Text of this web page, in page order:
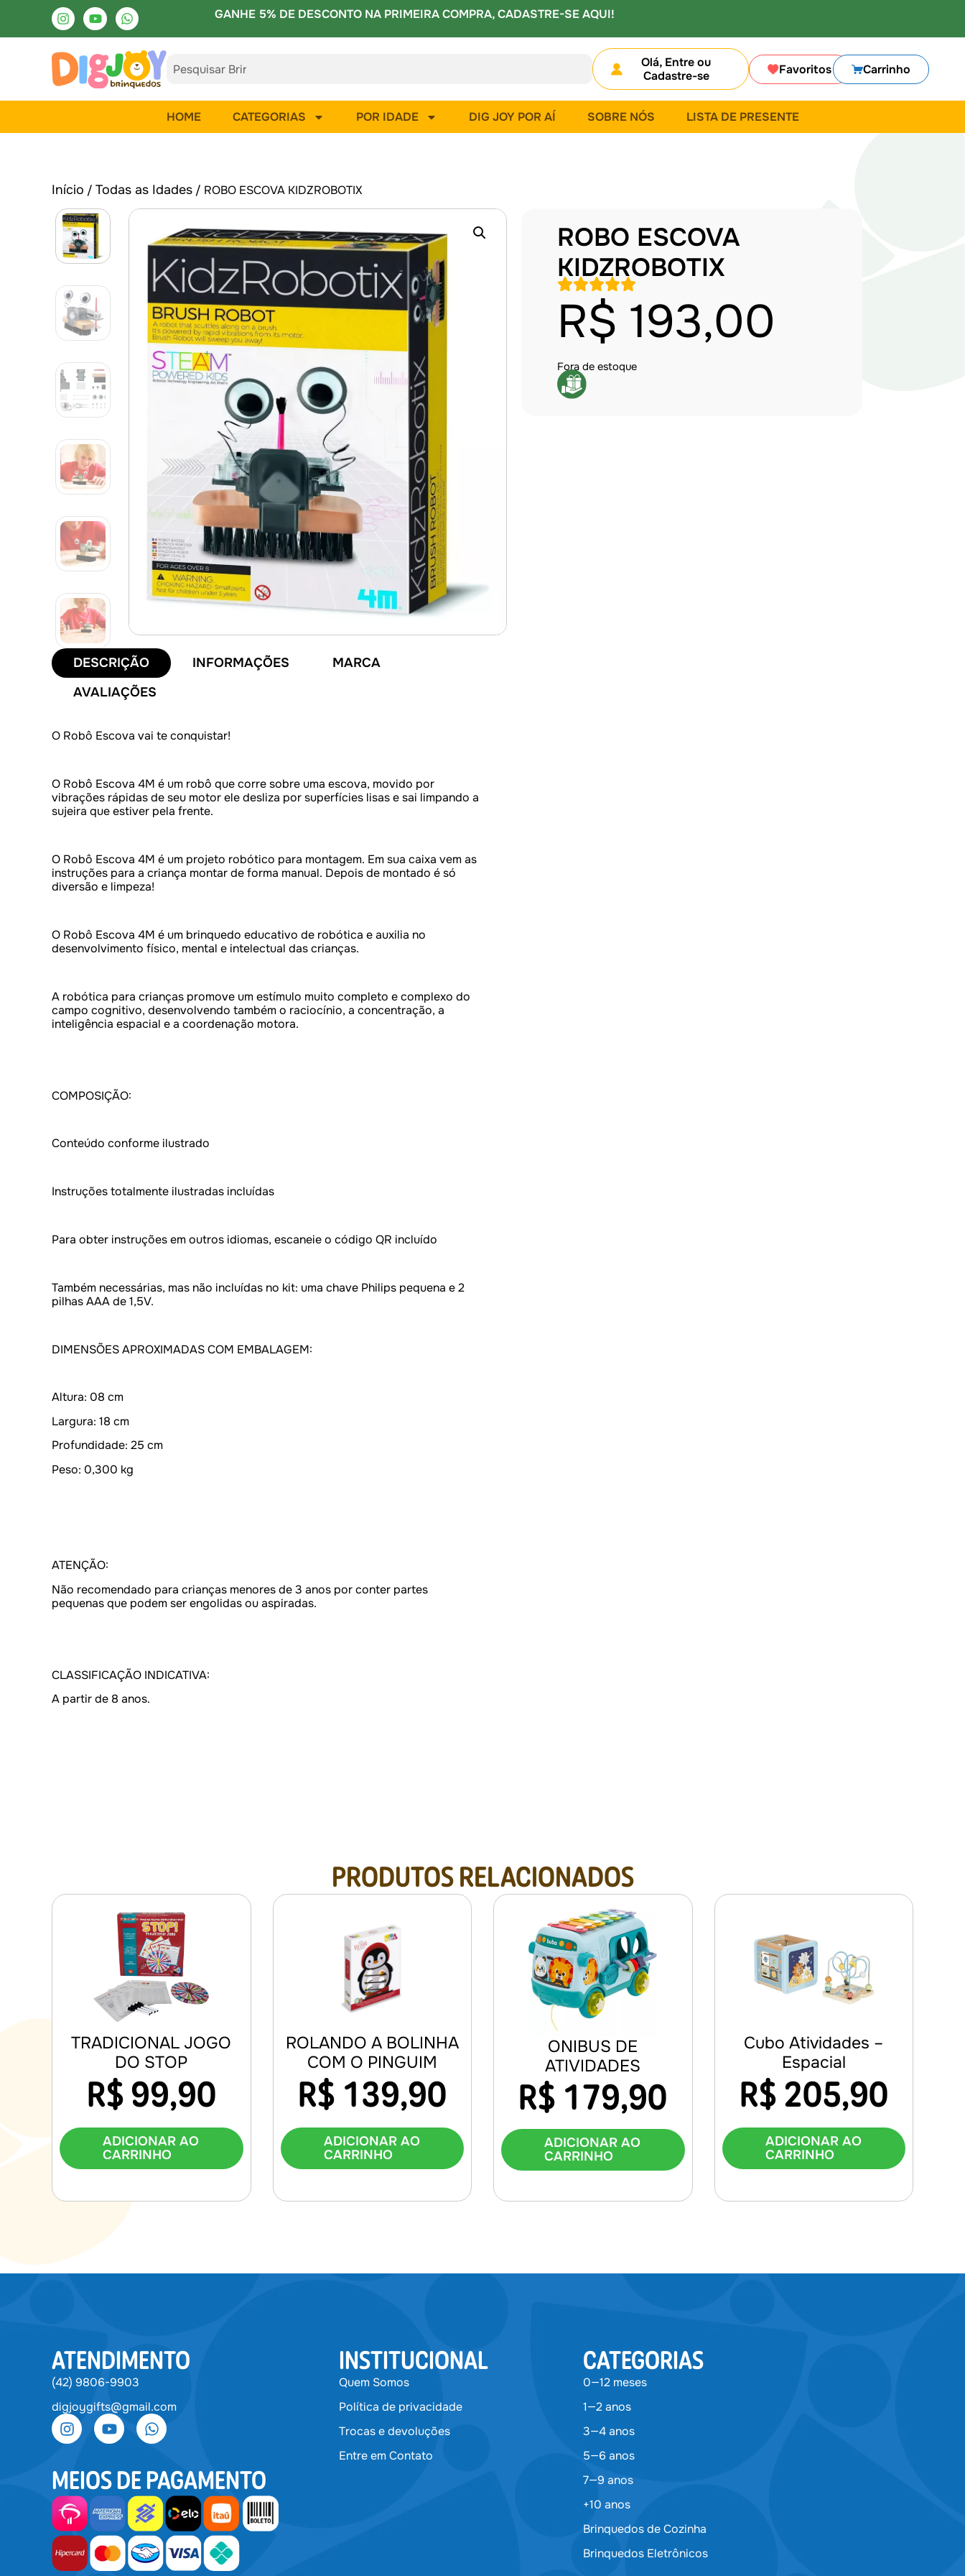
GANHE 5% DE DESCONTO NA PRIMEIRA COMPRA, CADASTRE-SE AQUI!
Olá, Entre ou
Cadastre-se
Favoritos Carrinho
HOME CATEGORIAS POR IDADE DIG JOY POR AÍ SOBRE NÓS LISTA DE PRESENTE
Início / Todas as Idades / ROBO ESCOVA KIDZROBOTIX
ROBO ESCOVA
KIDZROBOTIX
R$ 193,00
Fora de estoque
DESCRIÇÃO INFORMAÇÕES
MARCA
AVALIAÇÕES
O Robô Escova vai te conquistar!
O Robô Escova 4M é um robô que corre sobre uma escova, movido por
vibrações rápidas de seu motor ele desliza por superfícies lisas e sai limpando a
sujeira que estiver pela frente.
O Robô Escova 4M é um projeto robótico para montagem. Em sua caixa vem as
instruções para a criança montar de forma manual. Depois de montado é só
diversão e limpeza!
O Robô Escova 4M é um brinquedo educativo de robótica e auxilia no
desenvolvimento físico, mental e intelectual das crianças.
A robótica para crianças promove um estímulo muito completo e complexo do
campo cognitivo, desenvolvendo também o raciocínio, a concentração, a
inteligência espacial e a coordenação motora.
COMPOSIÇÃO:
Conteúdo conforme ilustrado
Instruções totalmente ilustradas incluídas
Para obter instruções em outros idiomas, escaneie o código QR incluído
Também necessárias, mas não incluídas no kit: uma chave Philips pequena e 2
pilhas AAA de 1,5V.
DIMENSÕES APROXIMADAS COM EMBALAGEM:
Altura: 08 cm
Largura: 18 cm
Profundidade: 25 cm
Peso: 0,300 kg
ATENÇÃO:
Não recomendado para crianças menores de 3 anos por conter partes
pequenas que podem ser engolidas ou aspiradas.
CLASSIFICAÇÃO INDICATIVA:
A partir de 8 anos.
PRODUTOS RELACIONADOS
TRADICIONAL JOGO
DO STOP
R$99,90
ADICIONAR AO
CARRINHO
ROLANDO A BOLINHA
COM O PINGUIM
R$ 139,90
ADICIONAR AO
CARRINHO
ONIBUS DE
ATIVIDADES
R$ 179,90
ADICIONAR AO
CARRINHO
Cubo Atividades –
Espacial
R$ 205,90
ADICIONAR AO
CARRINHO
ATENDIMENTO
(42) 9806-9903
digjoygifts@gmail.com
MEIOS DE PAGAMENTO
INSTITUCIONAL
Quem Somos
Política de privacidade
Trocas e devoluções
Entre em Contato
CATEGORIAS
0—12 meses
1—2 anos
3—4 anos
5—6 anos
7—9 anos
+10 anos
Brinquedos de Cozinha
Brinquedos Eletrônicos